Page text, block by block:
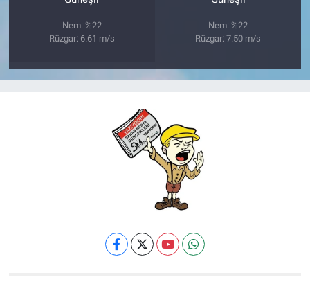
Nem: %22
Rüzgar: 6.61 m/s
Nem: %22
Rüzgar: 7.50 m/s